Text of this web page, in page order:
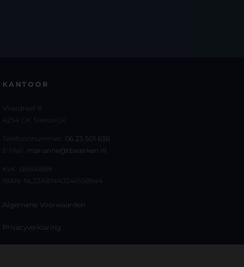
KANTOOR
Vlierdreef 8
4254 GK Sleeuwijk
Telefoonnummer: 06 23 501 636
E-Mail: marianne@tbwerken.nl
KvK: 68666888
IBAN: NL22ABNA0246558644
Algemene Voorwaarden
Privacyverklaring